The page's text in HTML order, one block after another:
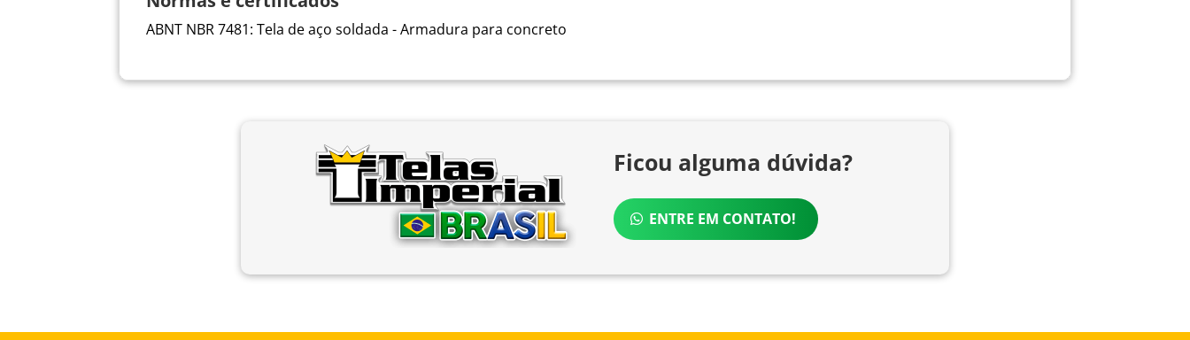
ABNT NBR 7481: Tela de aço soldada - Armadura para concreto
Ficou alguma dúvida?
ENTRE EM CONTATO!